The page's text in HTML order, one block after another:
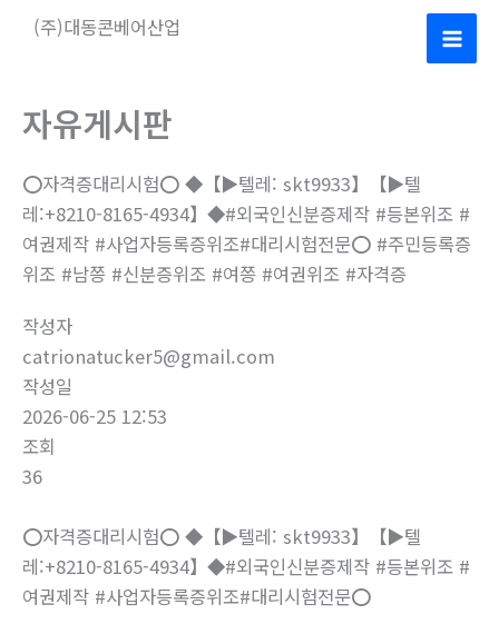
(주)대동콘베어산업
Main
자유게시판
⭕️자격증대리시험⭕️ ◆【▶텔레: skt9933】【▶텔
레:+8210-8165-4934】◆#외국인신분증제작 #등본위조 #
여권제작 #사업자등록증위조#대리시험전문⭕️ #주민등록증
위조 #남쯩 #신분증위조 #여쯩 #여권위조 #자격증
작성자
catrionatucker5@gmail.com
작성일
2026-06-25 12:53
조회
36
⭕️자격증대리시험⭕️ ◆【▶텔레: skt9933】【▶텔
레:+8210-8165-4934】◆#외국인신분증제작 #등본위조 #
여권제작 #사업자등록증위조#대리시험전문⭕️